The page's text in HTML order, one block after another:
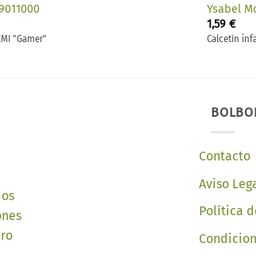
"Gamer"
Ysabel
1,59 €
Calcetín
Contacto
Aviso
Política